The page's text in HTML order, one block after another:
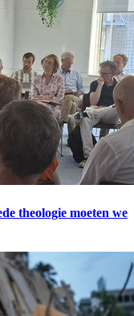
theologie moeten we